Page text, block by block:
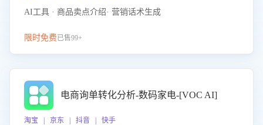
AI工具 · 商品卖点介绍· 营销话术生成
限时免费已售99+
电商询单转化分析-数码家电-[VOC AI]
淘宝 | 京东 | 抖音 | 快手